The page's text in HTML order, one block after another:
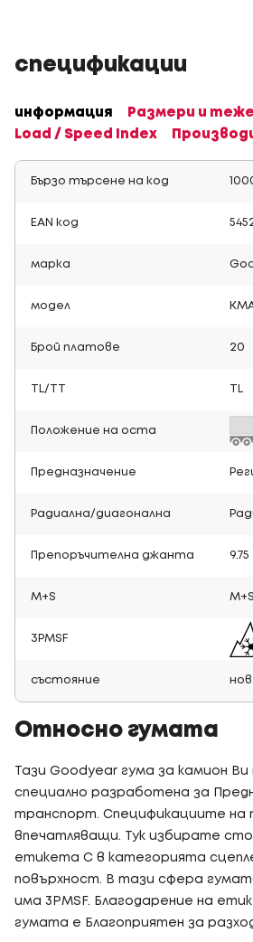
спецификации
информация
Размери и
Load / Speed Index
Бързо търсене на код
EAN код
марка
модел
Брой платове 20
TL/TT
Положение на оста
Предназначение
Радиална/диагонална
Препоръчителна джанта 9.75
M+S M+S
3PMSF
състояние нов
Относно гумата
Тази Goodyear гума за камион Ви
специално разработена за
транспорт. Спецификациите на
впечатляващи. Тук избирате
етикета C в категорията
повърхност. В тази сфера
има 3PMSF. Благодарение на
гумата е Благоприятен за